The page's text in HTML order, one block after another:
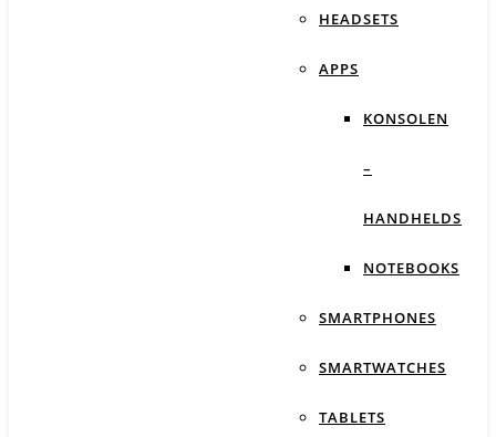
HEADSETS
APPS
KONSOLEN
–
HANDHELDS
NOTEBOOKS
SMARTPHONES
SMARTWATCHES
TABLETS